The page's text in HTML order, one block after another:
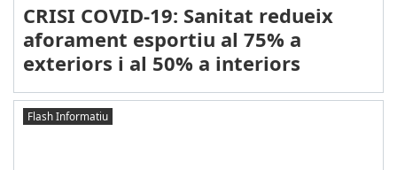
CRISI COVID-19: Sanitat redueix
aforament esportiu al 75% a
exteriors i al 50% a interiors
Flash Informatiu